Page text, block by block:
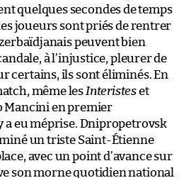
quelques secondes de temps
joueurs sont priés de rentrer
peuvent bien
à l’injustice, pleurer de
certains, ils sont éliminés. En
même les Interisteset
Mancini en premier
a eu méprise. Dnipropetrovsk
un triste Saint-Étienne
avec un point d’avance sur
son morne quotidien national